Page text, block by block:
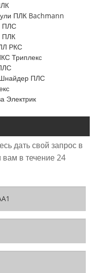
ПЛК Bachmann
ПЛС
ПЛК
РКС
Триплекс
ПЛС
Электрик
дать свой запрос в
в течение 24